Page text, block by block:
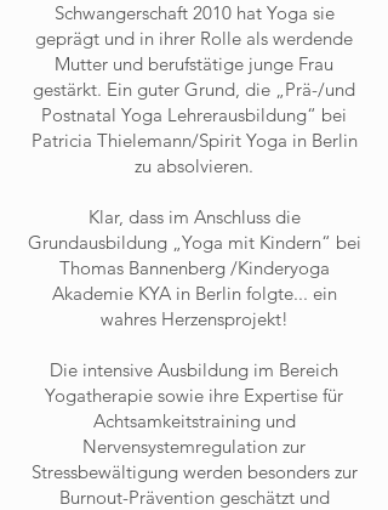
Schwangerschaft 2010 hat Yoga sie
geprägt und in ihrer Rolle als werdende
Mutter und berufstätige junge Frau
gestärkt. Ein guter Grund, die „Prä-/und
Postnatal Yoga Lehrerausbildung“ bei
Patricia Thielemann/Spirit Yoga in Berlin
zu absolvieren.
Klar, dass im Anschluss die
Grundausbildung „Yoga mit Kindern“ bei
Thomas Bannenberg /Kinderyoga
Akademie KYA in Berlin folgte... ein
wahres Herzensprojekt!
Die intensive Ausbildung im Bereich
Yogatherapie sowie ihre Expertise für
Achtsamkeitstraining und
Nervensystemregulation zur
Stressbewältigung werden besonders zur
Burnout-Prävention geschätzt und